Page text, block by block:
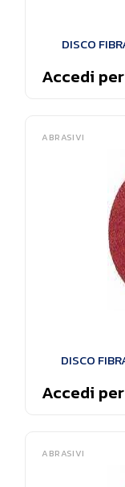
DISCO
Accedi
ABRASIVI
DISCO
Accedi
ABRASIVI